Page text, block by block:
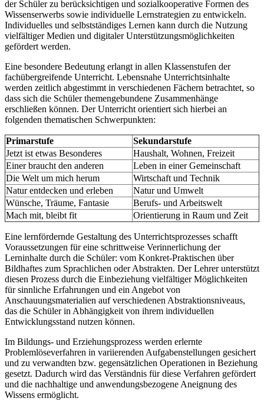
der Schüler zu berücksichtigen und sozialkooperative Formen des
Wissenserwerbs sowie individuelle Lernstrategien zu entwickeln.
Individuelles und selbstständiges Lernen kann durch die Nutzung
vielfältiger Medien und digitaler Unterstützungsmöglichkeiten
gefördert werden.
Eine besondere Bedeutung erlangt in allen Klassenstufen der
fachübergreifende Unterricht. Lebensnahe Unterrichtsinhalte
werden zeitlich abgestimmt in verschiedenen Fächern betrachtet, so
dass sich die Schüler themengebundene Zusammenhänge
erschließen können. Der Unterricht orientiert sich hierbei an
folgenden thematischen Schwerpunkten:
Primarstufe
Sekundarstufe
Jetzt ist etwas Besonderes
Haushalt, Wohnen, Freizeit
Einer braucht den anderen
Leben in einer Gemeinschaft
Die Welt um mich herum
Wirtschaft und Technik
Natur entdecken und erleben
Natur und Umwelt
Wünsche, Träume, Fantasie
Berufs- und Arbeitswelt
Mach mit, bleibt fit
Orientierung in Raum und Zeit
Eine lernfördernde Gestaltung des Unterrichtsprozesses schafft
Voraussetzungen für eine schrittweise Verinnerlichung der
Lerninhalte durch die Schüler: vom Konkret-Praktischen über
Bildhaftes zum Sprachlichen oder Abstrakten. Der Lehrer unterstützt
diesen Prozess durch die Einbeziehung vielfältiger Möglichkeiten
für sinnliche Erfahrungen und ein Angebot von
Anschauungsmaterialien auf verschiedenen Abstraktionsniveaus,
das die Schüler in Abhängigkeit von ihrem individuellen
Entwicklungsstand nutzen können.
Im Bildungs- und Erziehungsprozess werden erlernte
Problemlöseverfahren in variierenden Aufgabenstellungen gesichert
und zu verwandten bzw. gegensätzlichen Operationen in Beziehung
gesetzt. Dadurch wird das Verständnis für diese Verfahren gefördert
und die nachhaltige und anwendungsbezogene Aneignung des
Wissens ermöglicht.